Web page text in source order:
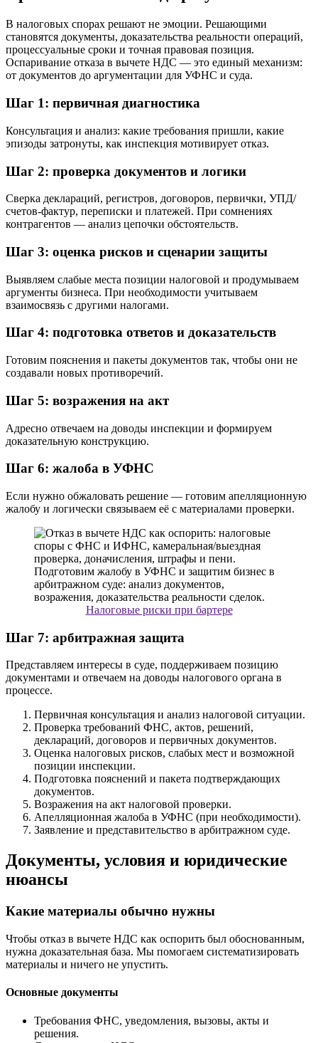
В налоговых спорах решают не эмоции. Решающими
становятся документы, доказательства реальности операций,
процессуальные сроки и точная правовая позиция.
Оспаривание отказа в вычете НДС — это единый механизм:
от документов до аргументации для УФНС и суда.
Шаг 1: первичная диагностика
Консультация и анализ: какие требования пришли, какие
эпизоды затронуты, как инспекция мотивирует отказ.
Шаг 2: проверка документов и логики
Сверка деклараций, регистров, договоров, первички, УПД/
счетов-фактур, переписки и платежей. При сомнениях
контрагентов — анализ цепочки обстоятельств.
Шаг 3: оценка рисков и сценарии защиты
Выявляем слабые места позиции налоговой и продумываем
аргументы бизнеса. При необходимости учитываем
взаимосвязь с другими налогами.
Шаг 4: подготовка ответов и доказательств
Готовим пояснения и пакеты документов так, чтобы они не
создавали новых противоречий.
Шаг 5: возражения на акт
Адресно отвечаем на доводы инспекции и формируем
доказательную конструкцию.
Шаг 6: жалоба в УФНС
Если нужно обжаловать решение — готовим апелляционную
жалобу и логически связываем её с материалами проверки.
Налоговые риски при бартере
Шаг 7: арбитражная защита
Представляем интересы в суде, поддерживаем позицию
документами и отвечаем на доводы налогового органа в
процессе.
Первичная консультация и анализ налоговой ситуации.
Проверка требований ФНС, актов, решений,
деклараций, договоров и первичных документов.
Оценка налоговых рисков, слабых мест и возможной
позиции инспекции.
Подготовка пояснений и пакета подтверждающих
документов.
Возражения на акт налоговой проверки.
Апелляционная жалоба в УФНС (при необходимости).
Заявление и представительство в арбитражном суде.
Документы, условия и юридические
нюансы
Какие материалы обычно нужны
Чтобы отказ в вычете НДС как оспорить был обоснованным,
нужна доказательная база. Мы помогаем систематизировать
материалы и ничего не упустить.
Основные документы
Требования ФНС, уведомления, вызовы, акты и
решения.